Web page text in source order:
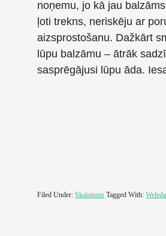
noņemu, jo kā jau
ļoti trekns, neriskēju ar
aizsprostošanu. Dažkārt
lūpu balzāmu – ātrāk
sasprēgājusi lūpu āda.
Filed Under:Skaistums Tagged With: